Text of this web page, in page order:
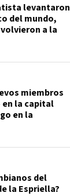
levantaron
del mundo,
a la
miembros
en la capital
en la
del
la Espriella?